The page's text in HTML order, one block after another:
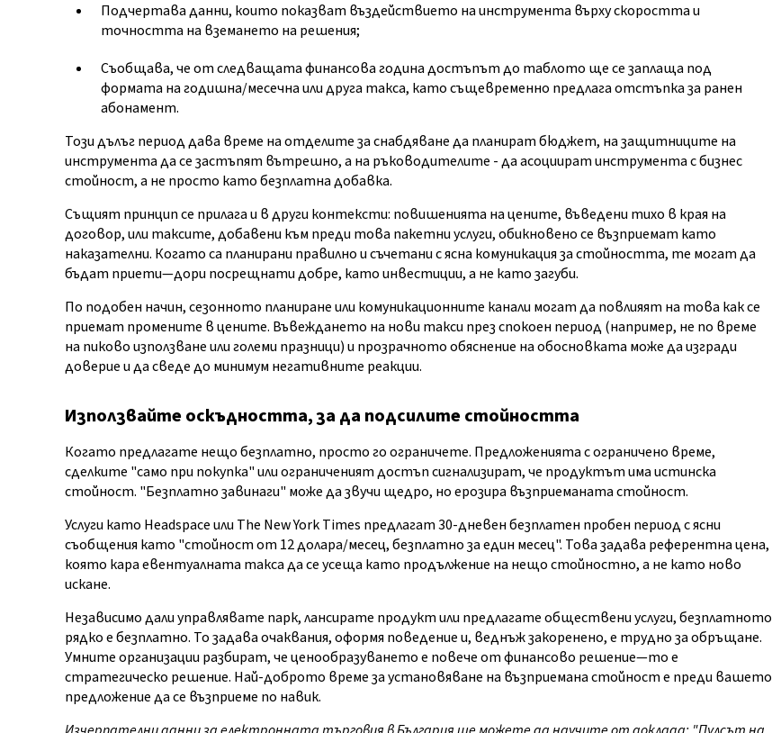
Подчертава данни, които показват въздействието на инструмента върху скоростта и
точността на вземането на решения;
Съобщава, че от следващата финансова година достъпът до таблото ще се заплаща под
формата на годишна/месечна или друга такса, като същевременно предлага отстъпка за ранен
абонамент.
Този дълъг период дава време на отделите за снабдяване да планират бюджет, на защитниците на
инструмента да се застъпят вътрешно, а на ръководителите - да асоциират инструмента с бизнес
стойност, а не просто като безплатна добавка.
Същият принцип се прилага и в други контексти: повишенията на цените, въведени тихо в края на
договор, или таксите, добавени към преди това пакетни услуги, обикновено се възприемат като
наказателни. Когато са планирани правилно и съчетани с ясна комуникация за стойността, те могат да
бъдат приети—дори посрещнати добре, като инвестиции, а не като загуби.
По подобен начин, сезонното планиране или комуникационните канали могат да повлияят на това как се
приемат промените в цените. Въвеждането на нови такси през спокоен период (например, не по време
на пиково използване или големи празници) и прозрачното обяснение на обосновката може да изгради
доверие и да сведе до минимум негативните реакции.
Използвайте оскъдността, за да подсилите стойността
Когато предлагате нещо безплатно, просто го ограничете. Предложенията с ограничено време,
сделките "само при покупка" или ограниченият достъп сигнализират, че продуктът има истинска
стойност. "Безплатно завинаги" може да звучи щедро, но ерозира възприеманата стойност.
Услуги като Headspace или The New York Times предлагат 30-дневен безплатен пробен период с ясни
съобщения като "стойност от 12 долара/месец, безплатно за един месец". Това задава референтна цена,
която кара евентуалната такса да се усеща като продължение на нещо стойностно, а не като ново
искане.
Независимо дали управлявате парк, лансирате продукт или предлагате обществени услуги, безплатното
рядко е безплатно. То задава очаквания, оформя поведение и, веднъж закоренено, е трудно за обръщане.
Умните организации разбират, че ценообразуването е повече от финансово решение—то е
стратегическо решение. Най-доброто време за установяване на възприемана стойност е преди вашето
предложение да се възприеме по навик.